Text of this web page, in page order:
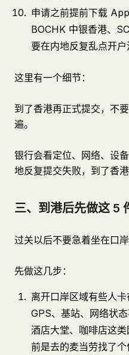
申请之前提前下载
BOCHK 中银香港、
要在内地反复乱点开户
这里有一个细节：
到了香港再正式提交，不
遍。
银行会看定位、网络、设
地反复提交失败，到了香港
三、到港后先做这 5
过关以后不要急着坐在口岸
先做这几步：
离开口岸区域有些人
GPS、基站、网络状
酒店大堂、咖啡店这
前是去的麦当劳找了个